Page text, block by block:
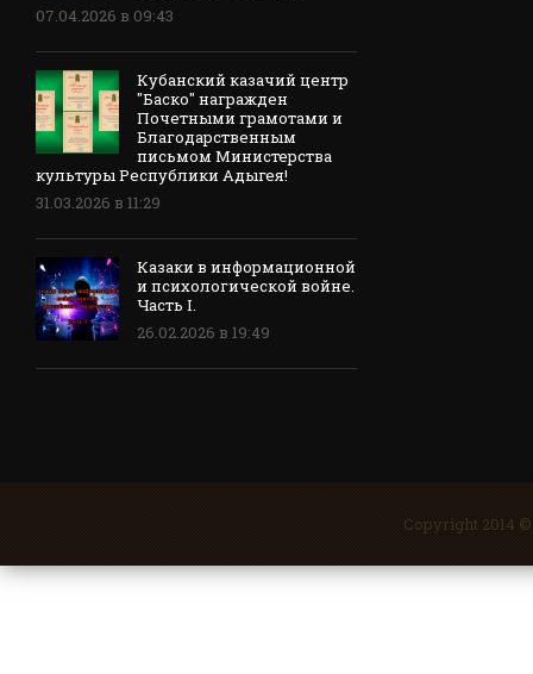
07.04.2026 в 09:43
Кубанский казачий центр
"Баско" награжден
Почетными грамотами и
Благодарственным
письмом Министерства
культуры Республики Адыгея!
31.03.2026 в 11:29
Казаки в информационной
и психологической войне.
Часть I.
26.02.2026 в 19:49
Copyright 2014